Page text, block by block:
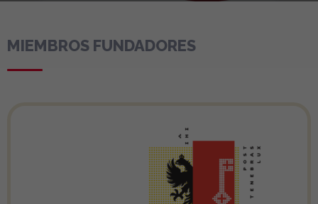
MIEMBROS FUNDADORES